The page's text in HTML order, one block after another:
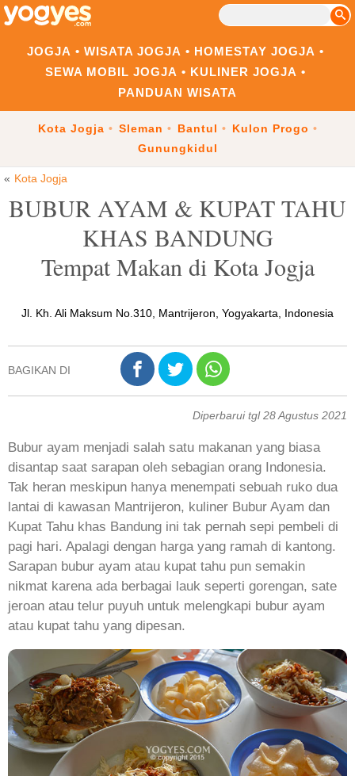
JOGJA WISATA JOGJA
HOMESTAY JOGJA
SEWA MOBIL JOGJA
KULINER JOGJA
PANDUAN WISATA
Kota Jogja Sleman Bantul
Kulon Progo
Gunungkidul
Kota Jogja
BUBUR AYAM & KUPAT TAHU
KHAS BANDUNG
Tempat Makan di Kota Jogja
Jl. Kh. Ali Maksum No.310, Mantrijeron, Yogyakarta, Indonesia
BAGIKAN DI
Diperbarui tgl 28 Agustus 2021
Bubur ayam menjadi salah satu makanan yang biasa
disantap saat sarapan oleh sebagian orang Indonesia.
Tak heran meskipun hanya menempati sebuah ruko dua
lantai di kawasan Mantrijeron, kuliner Bubur Ayam dan
Kupat Tahu khas Bandung ini tak pernah sepi pembeli di
pagi hari. Apalagi dengan harga yang ramah di kantong.
Sarapan bubur ayam atau kupat tahu pun semakin
nikmat karena ada berbagai lauk seperti gorengan, sate
jeroan atau telur puyuh untuk melengkapi bubur ayam
atau kupat tahu yang dipesan.